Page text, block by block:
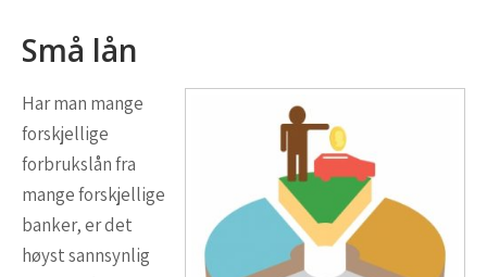
Små lån
Har man mange
forskjellige
forbrukslån fra
mange forskjellige
banker, er det
høyst sannsynlig